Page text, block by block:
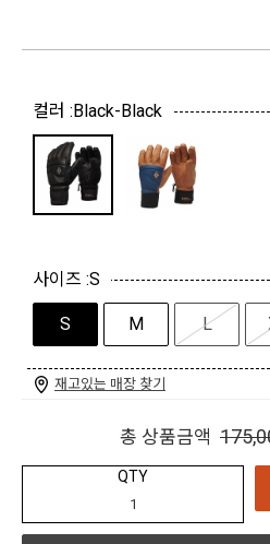
컬러 :Black-Black
사이즈 :S
S M L
재고있는 매장 찾기
총 상품금액
QTY